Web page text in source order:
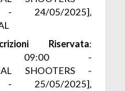
05/2025],
Riservata:
09:00 -
SHOOTERS -
05/2025],